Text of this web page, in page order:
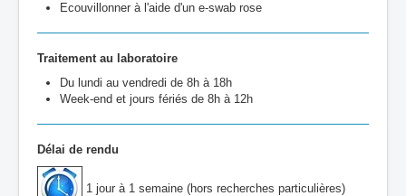
Ecouvillonner à l'aide d'un e-swab rose
Traitement au laboratoire
Du lundi au vendredi de 8h à 18h
Week-end et jours fériés de 8h à 12h
Délai de rendu
1 jour à 1 semaine (hors recherches particulières)